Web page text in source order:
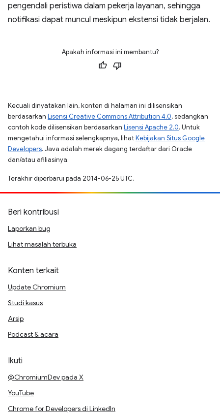
pengendali peristiwa dalam pekerja layanan, sehingga
notifikasi dapat muncul meskipun ekstensi tidak berjalan.
Apakah informasi ini membantu?
Kecuali dinyatakan lain, konten di halaman ini dilisensikan
berdasarkan Lisensi Creative Commons Attribution 4.0, sedangkan
contoh kode dilisensikan berdasarkan Lisensi Apache 2.0. Untuk
mengetahui informasi selengkapnya, lihatKebijakan Situs Google
Developers. Java adalah merek dagang terdaftar dari Oracle
dan/atau afiliasinya.
Terakhir diperbarui pada 2014-06-25 UTC.
Beri kontribusi
Laporkan bug
Lihat masalah terbuka
Konten terkait
Update Chromium
Studi kasus
Arsip
Podcast & acara
Ikuti
@ChromiumDev pada X
YouTube
Chrome for Developers di LinkedIn